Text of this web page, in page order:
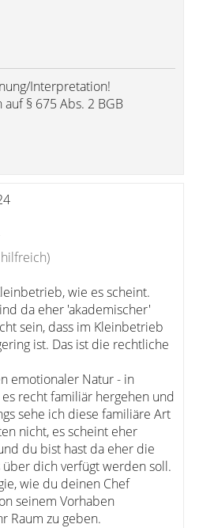
Interpretation!
§ 675 Abs. 2 BGB
wie es scheint.
da eher 'akademischer'
sein, dass im Kleinbetrieb
ist. Das ist die rechtliche
emotionaler Natur - in
recht familiär hergehen und
sehe ich diese familiäre Art
nicht, es scheint eher
du bist hast da eher die
über dich verfügt werden soll.
wie du deinen Chef
seinem Vorhaben
Raum zu geben.